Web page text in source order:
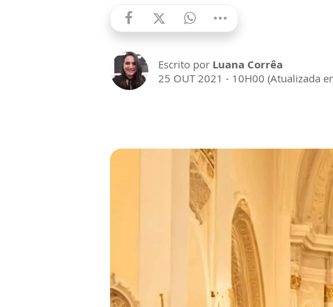
Escrito por Luana Corrêa
25 OUT 2021 - 10H00 (Atualizada